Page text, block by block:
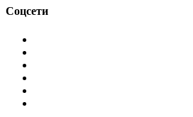
Соцсети